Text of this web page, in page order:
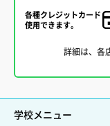
各種クレジットカード
使用できます。
詳細は、各
学校メニュー